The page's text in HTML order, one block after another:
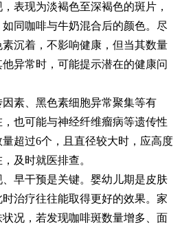
表现为淡褐色至深褐色的斑片，
同咖啡与牛奶混合后的颜色。尽
沉着，不影响健康，但当其数量
异常时，可能提示潜在的健康问
、黑色素细胞异常聚集等有
也可能与神经纤维瘤病等遗传性
超过6个，且直径较大时，应高度
及时就医排查。
干预是关键。婴幼儿期是皮肤
治疗往往能取得更好的效果。家
况，若发现咖啡斑数量增多、面